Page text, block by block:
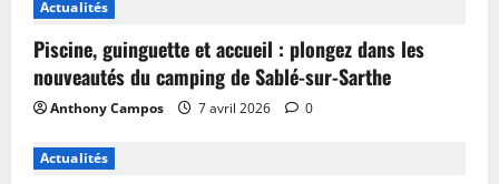
Actualités
Piscine, guinguette et accueil : plongez dans les
nouveautés du camping de Sablé-sur-Sarthe
Anthony Campos 7 avril 2026 0
Actualités